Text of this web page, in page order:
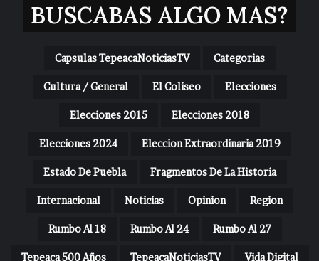
BUSCABAS ALGO MAS?
Capsulas TepeacaNoticiasTV Categorias
Cultura / General El Coliseo Elecciones
Elecciones 2015 Elecciones 2018
Elecciones 2024 Eleccion Extraordinaria 2019
Estado De Puebla Fragmentos De La Historia
Internacional Noticias Opinion Region
Rumbo Al 18 Rumbo Al 24 Rumbo Al 27
Tepeaca 500 Años TepeacaNoticiasTV Vida Digital